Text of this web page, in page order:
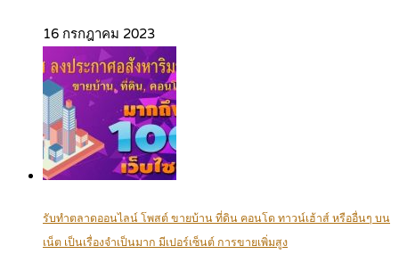
16 กรกฎาคม 2023
รับทำตลาดออนไลน์ โพสต์ ขายบ้าน ที่ดิน คอนโด ทาวน์เฮ้าส์ หรืออื่นๆ บน
เน็ต เป็นเรื่องจำเป็นมาก มีเปอร์เซ็นต์ การขายเพิ่มสูง